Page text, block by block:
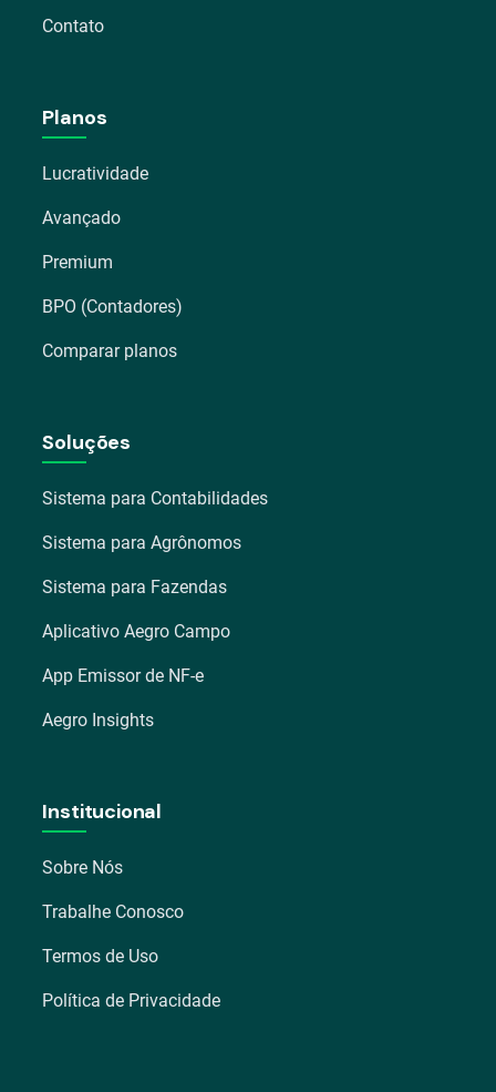
Contato
Planos
Lucratividade
Avançado
Premium
BPO (Contadores)
Comparar planos
Soluções
Sistema para Contabilidades
Sistema para Agrônomos
Sistema para Fazendas
Aplicativo Aegro Campo
App Emissor de NF-e
Aegro Insights
Institucional
Sobre Nós
Trabalhe Conosco
Termos de Uso
Política de Privacidade